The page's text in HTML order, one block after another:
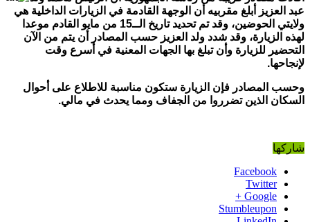
عبد العزيز أبلغ مقربيه أن الوجهة القادمة في الزيارات الداخلية هي
ولايتي
الحوضين، وقد تم تحديد تاريخ الــ15 من مايو القادم موعدا
لهذه الزيارة، وقد شدد ولد العزيز حسب المصادر أن يتم من الآن
التحضير للزيارة وأن تبلغ بها الجهات المعنية في أسرع وقت
لإنجاحها.
وحسب المصادر فإن الزيارة ستكون مناسبة للاطلاع على أحوال
السكان الذين تضرروا من الجفاف ومما يحدث في مالي.
شاركها
Facebook
Twitter
Google +
Stumbleupon